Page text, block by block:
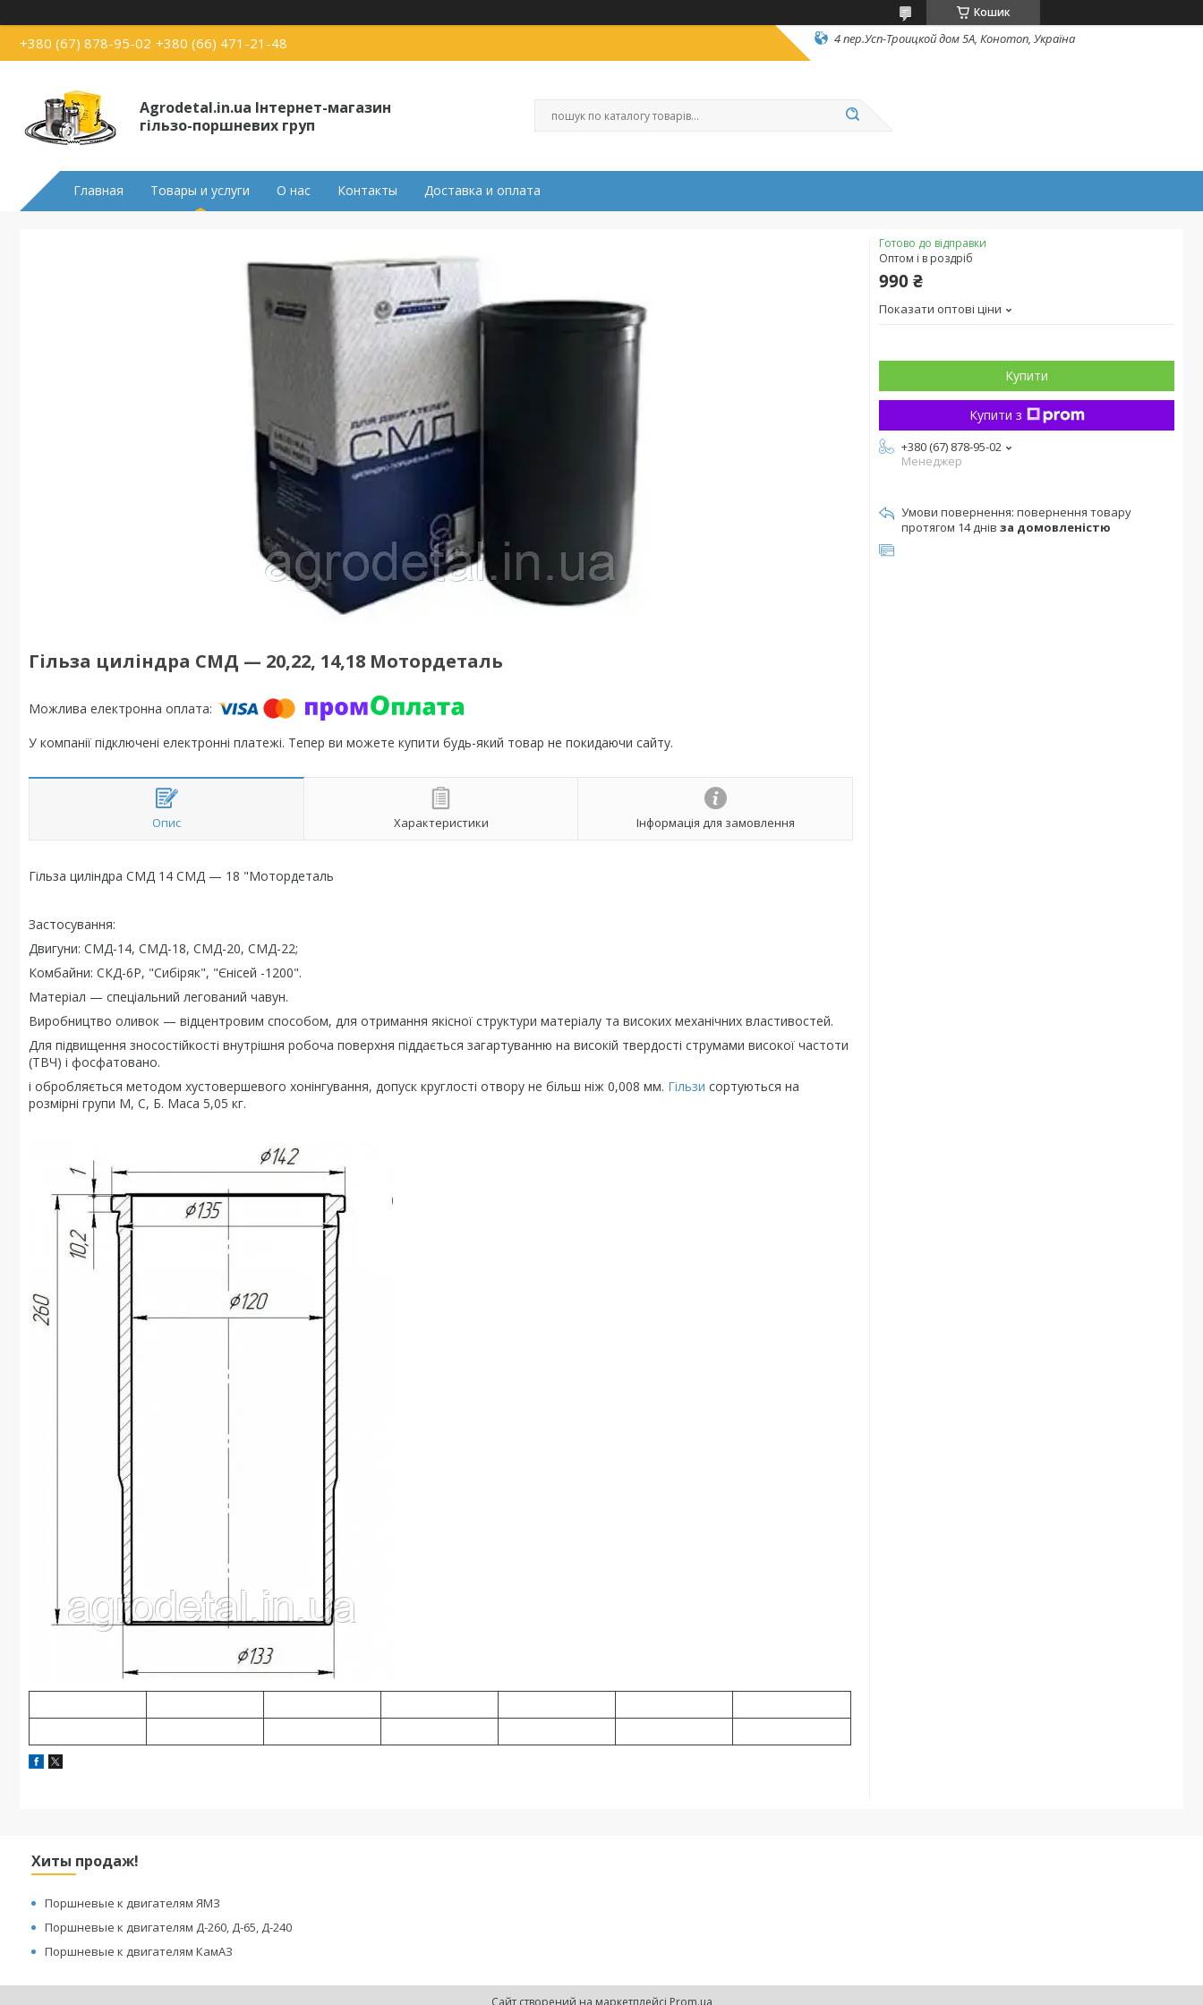
Кошик
+380 (67) 878-95-02 +380 (66) 471-21-48 4 пер.Усп-Троицкой дом 5А, Конотоп, Україна
Agrodetal.in.ua Інтернет-магазин
гільзо-поршневих груп
Главная Товары и услуги О нас Контакты Доставка и оплата
Гільза циліндра СМД — 20,22, 14,18 Мотордеталь
У компанії підключені електронні платежі. Тепер ви можете купити будь-який товар не покидаючи сайту.
Опис Характеристики Інформація для замовлення
Гільза циліндра СМД 14 СМД — 18 "Мотордеталь
Застосування:
Двигуни: СМД-14, СМД-18, СМД-20, СМД-22;
Комбайни: СКД-6Р, "Сибіряк", "Єнісей -1200".
Матеріал — спеціальний легований чавун.
Виробництво оливок — відцентровим способом, для отримання якісної структури матеріалу та високих механічних властивостей.
Для підвищення зносостійкості внутрішня робоча поверхня піддається загартуванню на високій твердості струмами високої частоти
(ТВЧ) і фосфатовано.
і обробляється методом хустовершевого хонінгування, допуск круглості отвору не більш ніж 0,008 мм. Гільзи сортуються на
розмірні групи М, С, Б. Маса 5,05 кг.
Готово до відправки
Оптом і в роздріб
990 ₴
Показати оптові ціни
Купити
Купити з
+380 (67) 878-95-02
Менеджер
повернення товару
протягом 14 днів за домовленістю
Хиты продаж!
Поршневые к двигателям ЯМЗ
Поршневые к двигателям Д-260, Д-65, Д-240
Поршневые к двигателям КамАЗ
Сайт створений на маркетплейсі Prom.ua